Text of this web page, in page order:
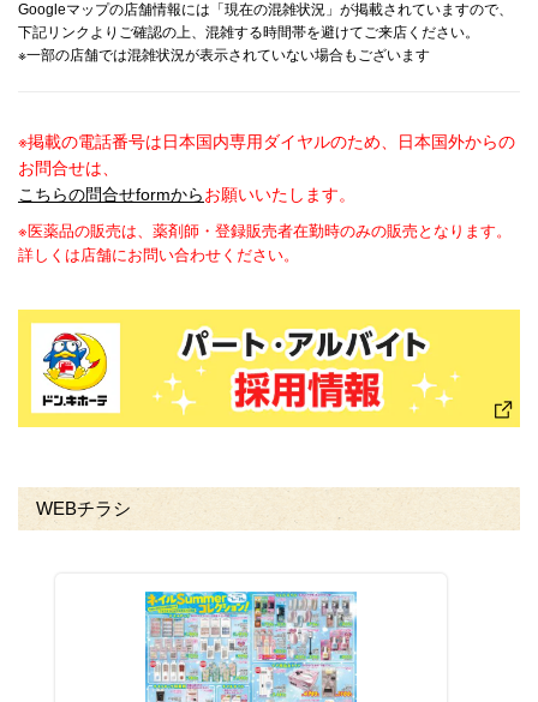
Googleマップの店舗情報には「現在の混雑状況」が掲載されていますので、
下記リンクよりご確認の上、混雑する時間帯を避けてご来店ください。
※一部の店舗では混雑状況が表示されていない場合もございます
※掲載の電話番号は日本国内専用ダイヤルのため、日本国外からの
お問合せは、
こちらの問合せformからお願いいたします。
※医薬品の販売は、薬剤師・登録販売者在勤時のみの販売となります。
詳しくは店舗にお問い合わせください。
WEBチラシ